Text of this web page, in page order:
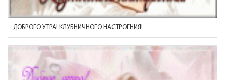
ДОБРОГО УТРА! КЛУБНИЧНОГО НАСТРОЕНИЯ!